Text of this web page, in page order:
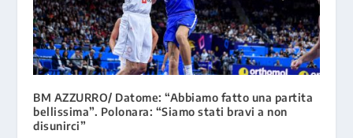
BM AZZURRO/ Datome: “Abbiamo fatto una partita
bellissima”. Polonara: “Siamo stati bravi a non
disunirci”